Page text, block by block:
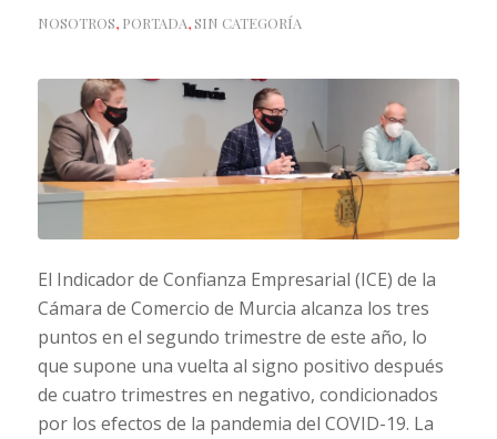
NOSOTROS, PORTADA, SIN CATEGORÍA
El Indicador de Confianza Empresarial (ICE) de la
Cámara de Comercio de Murcia alcanza los tres
puntos en el segundo trimestre de este año, lo
que supone una vuelta al signo positivo después
de cuatro trimestres en negativo, condicionados
por los efectos de la pandemia del COVID-19. La